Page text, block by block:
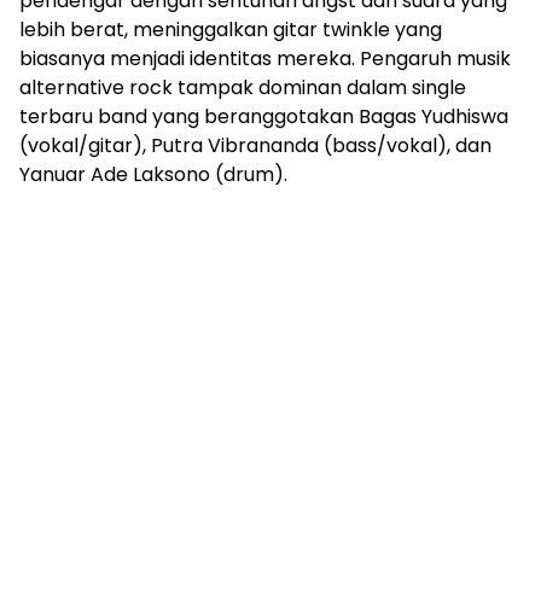
lebih berat, meninggalkan gitar twinkle yang
biasanya menjadi identitas mereka. Pengaruh musik
alternative rock tampak dominan dalam single
terbaru band yang beranggotakan Bagas Yudhiswa
(vokal/gitar), Putra Vibrananda (bass/vokal), dan
Yanuar Ade Laksono (drum).